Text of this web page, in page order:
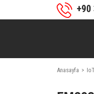
+90
Anasayfa